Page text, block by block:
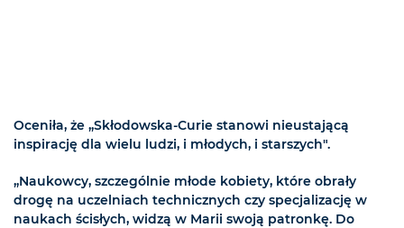
Oceniła, że „Skłodowska-Curie stanowi nieustającą
inspirację dla wielu ludzi, i młodych, i starszych".
„Naukowcy, szczególnie młode kobiety, które obrały
drogę na uczelniach technicznych czy specjalizację w
naukach ścisłych, widzą w Marii swoją patronkę. Do